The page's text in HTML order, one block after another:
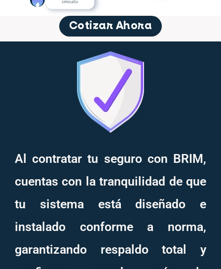
Cotizar Ahora
Al contratar tu seguro con BRIM,
cuentas con la tranquilidad de que
tu sistema está diseñado e
instalado conforme a norma,
garantizando respaldo total y